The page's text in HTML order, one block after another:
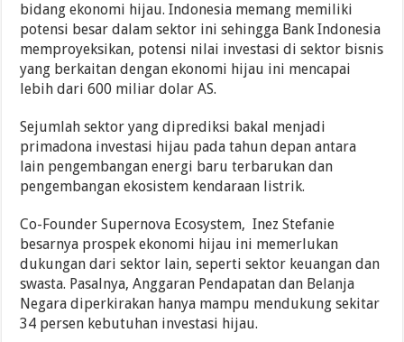
bidang ekonomi hijau. Indonesia memang memiliki
potensi besar dalam sektor ini sehingga Bank Indonesia
memproyeksikan, potensi nilai investasi di sektor bisnis
yang berkaitan dengan ekonomi hijau ini mencapai
lebih dari 600 miliar dolar AS.
Sejumlah sektor yang diprediksi bakal menjadi
primadona investasi hijau pada tahun depan antara
lain pengembangan energi baru terbarukan dan
pengembangan ekosistem kendaraan listrik.
Co-Founder Supernova Ecosystem, Inez Stefanie
besarnya prospek ekonomi hijau ini memerlukan
dukungan dari sektor lain, seperti sektor keuangan dan
swasta. Pasalnya, Anggaran Pendapatan dan Belanja
Negara diperkirakan hanya mampu mendukung sekitar
34 persen kebutuhan investasi hijau.